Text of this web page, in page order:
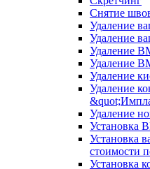
Снятие
Удаление
Удаление
Удаление
Удаление
Удаление
Удаление
Удаление
Установка
Установка
стоимости
Установка